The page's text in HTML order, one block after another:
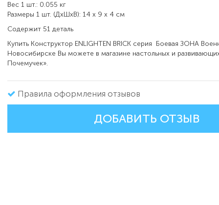
Вес 1 шт.: 0.055 кг
Размеры 1 шт. (ДxШxВ): 14 x 9 x 4 см
Содержит 51 деталь
Купить Конструктор ENLIGHTEN BRICK серия Боевая ЗОНА
Новосибирске Вы можете в магазине настольных и
Почемучек».
Правила оформления отзывов
ДОБАВИТЬ ОТЗЫВ